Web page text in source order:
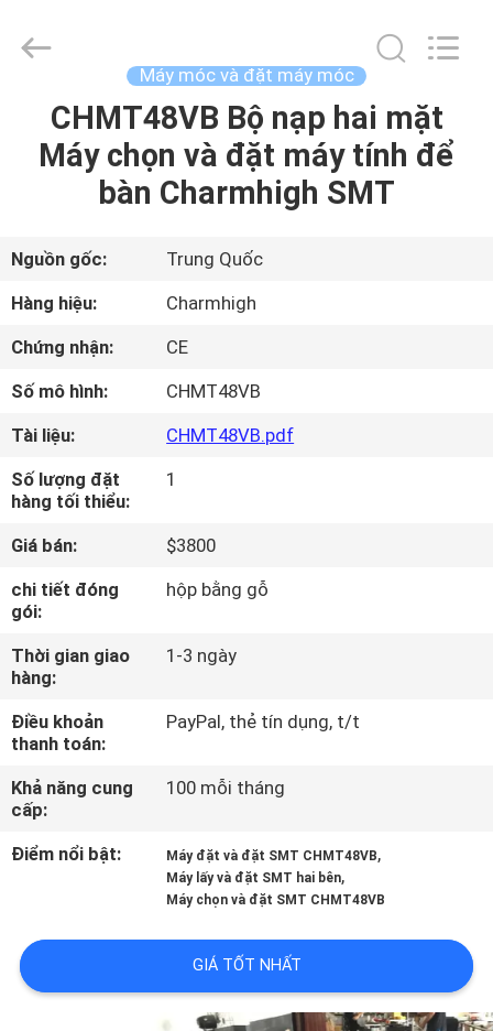
TRANG
CHỦ
SẢN
PHẨM
VỀ
CHÚNG
TÔI
CHUYẾN
THAM
QUAN
NHÀ
MÁY
KIỂM
SOÁT
LIÊN
2026
Máy móc và đặt máy móc
CHMT48VB Bộ nạp hai mặt
Máy chọn và đặt máy tính để
bàn Charmhigh SMT
Nguồn gốc:
Trung Quốc
Hàng hiệu:
Charmhigh
Chứng nhận:
CE
Số mô hình:
CHMT48VB
Tài liệu:
CHMT48VB.pdf
Số lượng đặt
hàng tối thiểu:
1
Giá bán:
$3800
chi tiết đóng
gói:
hộp bằng gỗ
Thời gian giao
hàng:
1-3 ngày
Điều khoản
thanh toán:
PayPal, thẻ tín dụng, t/t
Khả năng cung
cấp:
100 mỗi tháng
Điểm nổi bật: Máy đặt và đặt SMT CHMT48VB,
Máy lấy và đặt SMT hai bên,
Máy chọn và đặt SMT CHMT48VB
GIÁ TỐT NHẤT